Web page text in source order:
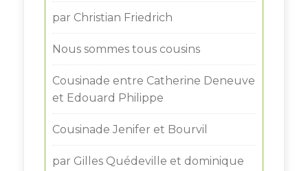
par Christian Friedrich
Nous sommes tous cousins
Cousinade entre Catherine Deneuve
et Edouard Philippe
Cousinade Jenifer et Bourvil
par Gilles Quédeville et dominique